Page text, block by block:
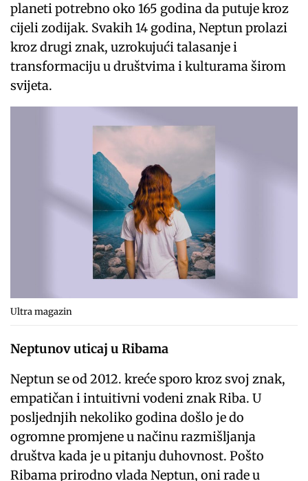
planeti potrebno oko 165 godina da putuje kroz
cijeli zodijak. Svakih 14 godina, Neptun prolazi
kroz drugi znak, uzrokujući talasanje i
transformaciju u društvima i kulturama širom
svijeta.
Ultra magazin
Neptunov uticaj u Ribama
Neptun se od 2012. kreće sporo kroz svoj znak,
empatičan i intuitivni vodeni znak Riba. U
posljednjih nekoliko godina došlo je do
ogromne promjene u načinu razmišljanja
društva kada je u pitanju duhovnost. Pošto
Ribama prirodno vlada Neptun, oni rade u